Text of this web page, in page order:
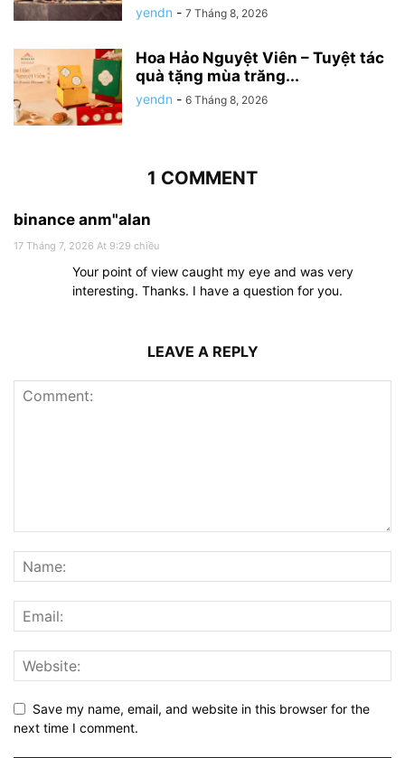
yendn - 7 Tháng 8, 2026
Hoa Hảo Nguyệt Viên – Tuyệt tác
quà tặng mùa trăng...
yendn - 6 Tháng 8, 2026
1 COMMENT
binance anm"alan
17 Tháng 7, 2026 At 9:29 chiều
Your point of view caught my eye and was very
interesting. Thanks. I have a question for you.
LEAVE A REPLY
Save my name, email, and website in this browser for the
next time I comment.